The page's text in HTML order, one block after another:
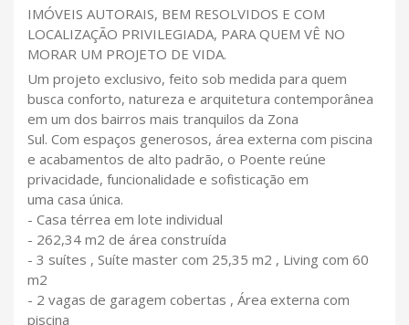
IMÓVEIS AUTORAIS, BEM RESOLVIDOS E COM
LOCALIZAÇÃO PRIVILEGIADA, PARA QUEM VÊ NO
MORAR UM PROJETO DE VIDA.
Um projeto exclusivo, feito sob medida para quem
busca conforto, natureza e arquitetura contemporânea
em um dos bairros mais tranquilos da Zona
Sul. Com espaços generosos, área externa com piscina
e acabamentos de alto padrão, o Poente reúne
privacidade, funcionalidade e sofisticação em
uma casa única.
- Casa térrea em lote individual
- 262,34 m2 de área construída
- 3 suítes , Suíte master com 25,35 m2 , Living com 60
m2
- 2 vagas de garagem cobertas , Área externa com
piscina